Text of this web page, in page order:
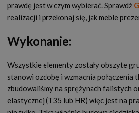
prawdę jest w czym wybierać. Sprawdź
realizacji i przekonaj się, jak meble
Wykonanie:
Wszystkie elementy zostały obszyte
stanowi ozdobę i wzmacnia połączenia
zbudowaliśmy na sprężynach falistych
elastycznej (T35 lub HR) więc jest na